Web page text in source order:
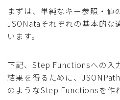
まずは、単純なキー参照・値
JSONataそれぞれの基本的な
います。
下記、Step Functionsへの入
結果を得るために、
のようなStep Functionsを作